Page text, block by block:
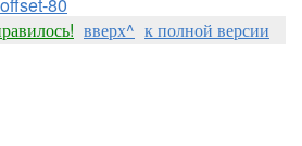
вверх^ к полной версии